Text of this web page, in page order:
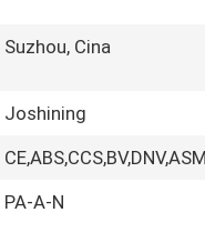
Suzhou, Cina
Joshining
PA-A-N